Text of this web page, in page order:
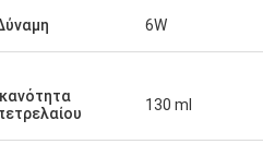
6W
130 ml